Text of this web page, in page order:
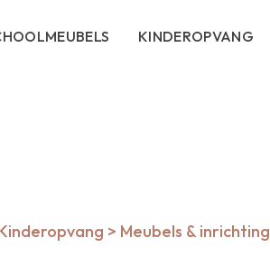
KINDEROPVANG
> Meubels & inrichting